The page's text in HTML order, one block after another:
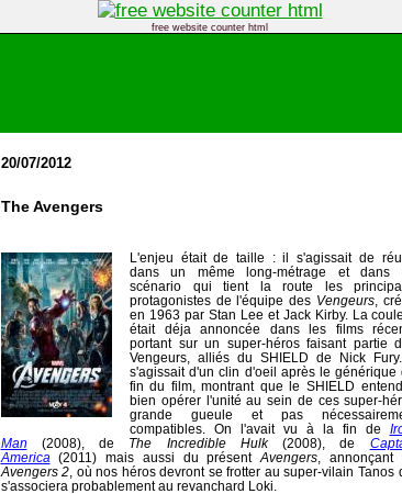
free website counter html
20/07/2012
The Avengers
L'enjeu était de taille : il s'agissait de
dans un même long-métrage et dans
scénario qui tient la route les
protagonistes de l'équipe des Vengeurs,
en 1963 par Stan Lee et Jack Kirby. La
était déja annoncée dans les films
portant sur un super-héros faisant partie
Vengeurs, alliés du SHIELD de Nick
s'agissait d'un clin d'oeil après le générique
fin du film, montrant que le SHIELD
bien opérer l'unité au sein de ces super-
grande gueule et pas
compatibles. On l'avait vu à la fin de
Man (2008), de The Incredible Hulk(2008), de
America
(2011) mais aussi du présent Avengers , annonçant
Avengers 2 , où nos héros devront se frotter au super-vilain Tanos
s'associera probablement au revanchard Loki.